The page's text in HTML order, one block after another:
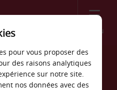
Menu
pour vous proposer des
des raisons analytiques
sur notre site.
nos données avec des